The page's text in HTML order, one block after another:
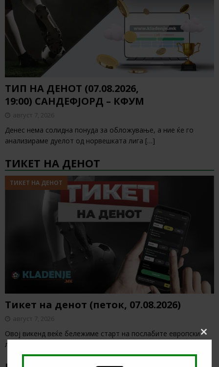
ТИП НА ДЕНОТ (07.08.2026,
19:00) САНДЕФЈОРД – КФУМ
август 7, 2026
Денес нема солидна понуда за обложување, а ние ќе го
анализираме дуелот од норвешката лига […]
ТИКЕТ НА ДЕНОТ
ТИКЕТ НА ДЕНОТ
Тикет на денот (петок, 07.08.2026)
август 7, 2026
Овој викенд веќе бележиме старт на послабите европски
лиги, а за кратко ќе започнат и